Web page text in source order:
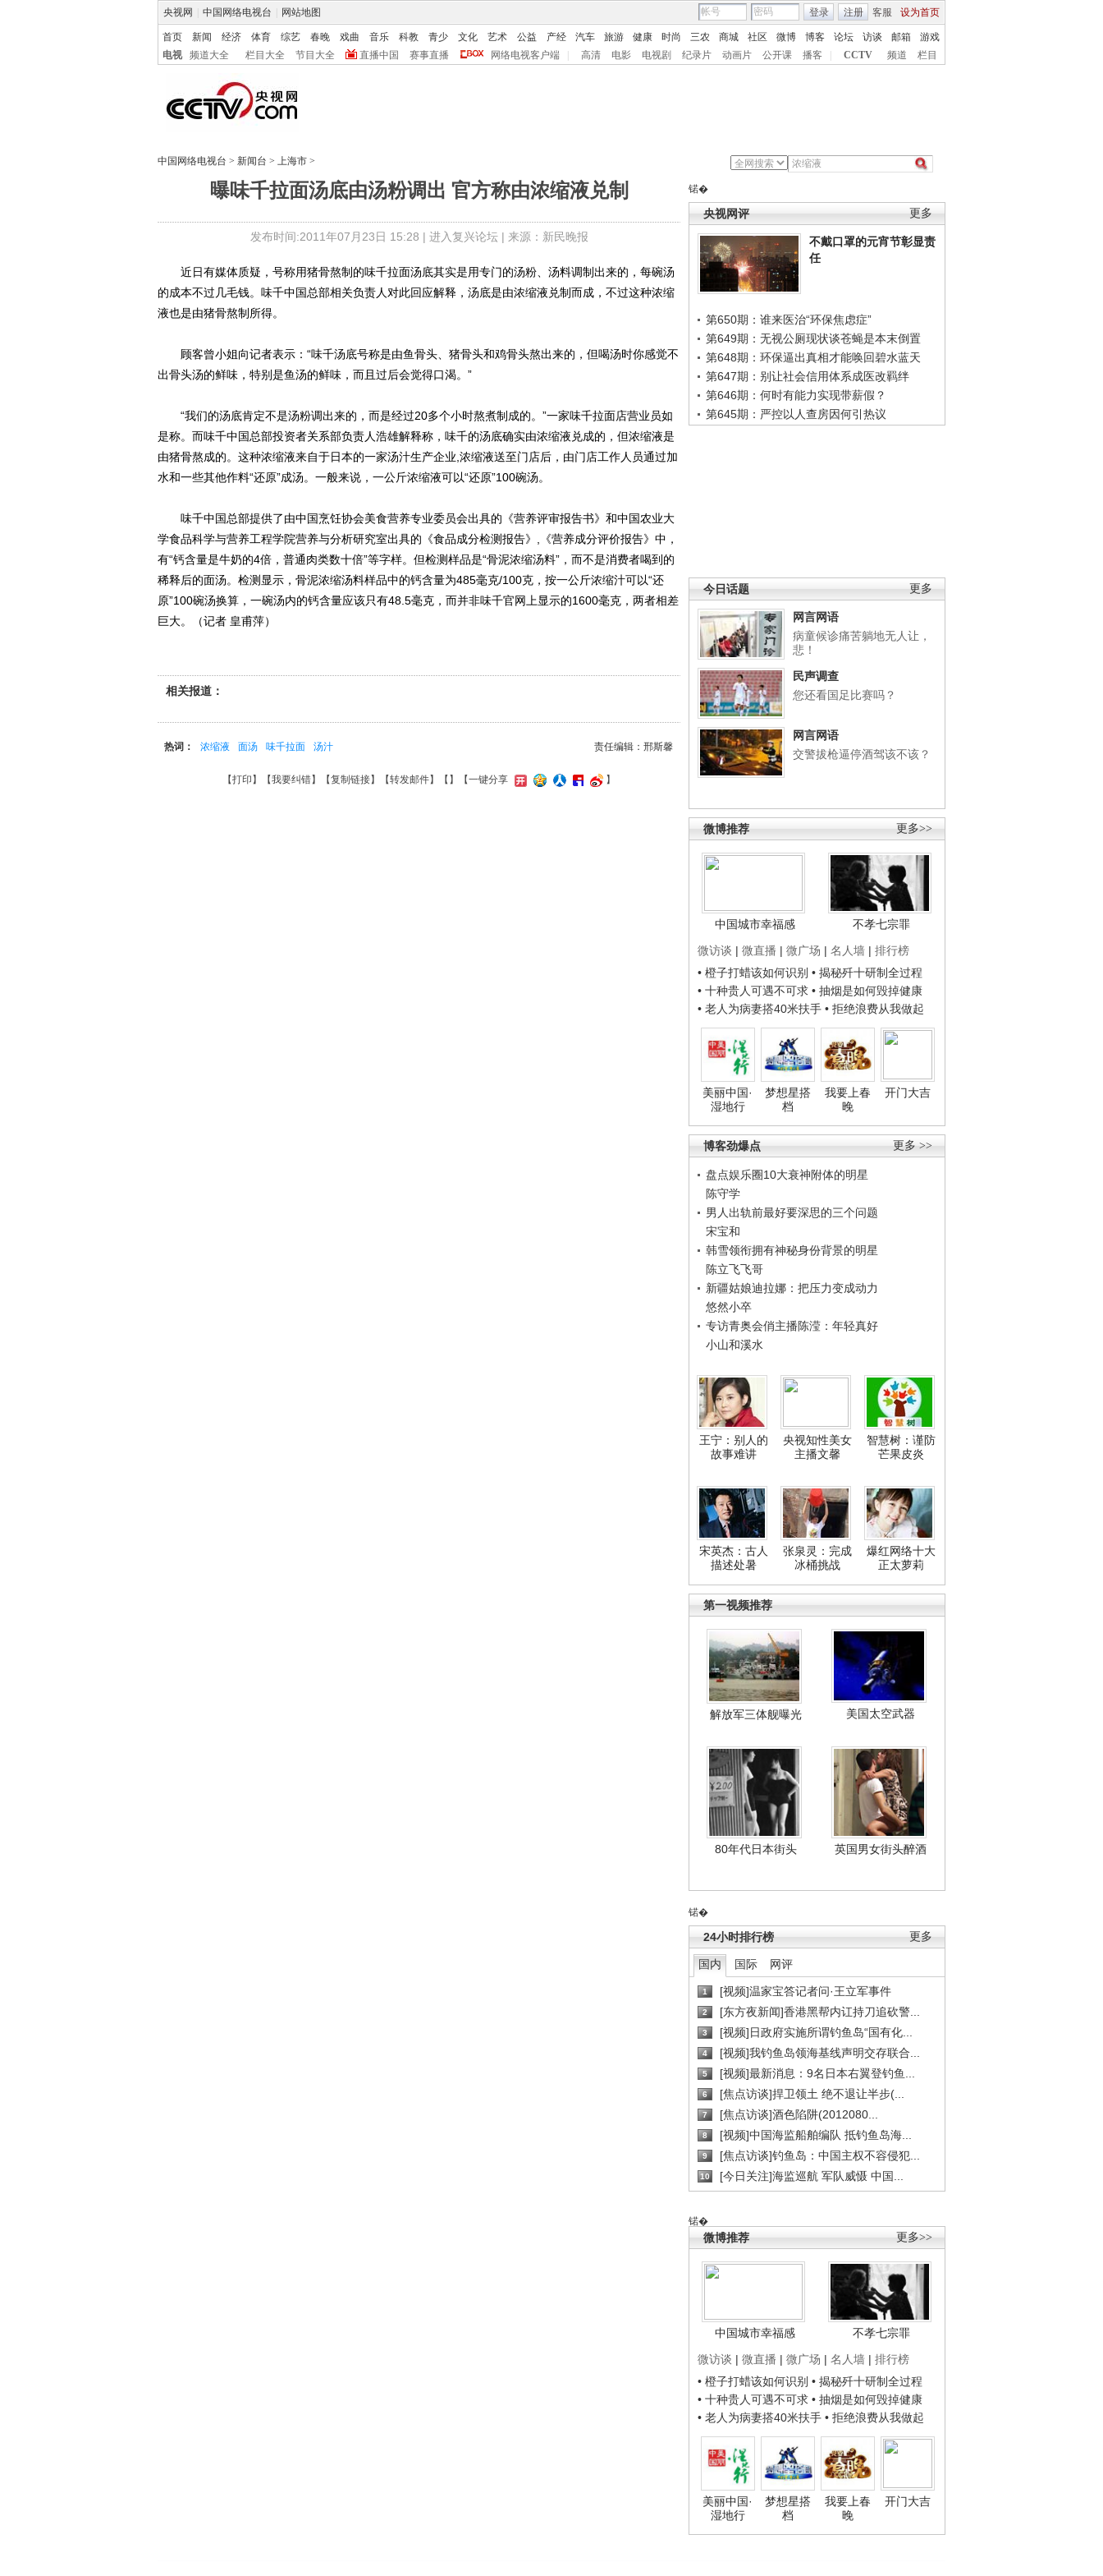
央视网 中国网络电视台 网站地图 客服 设为首页
登录 注册
首页 新闻 经济 体育 综艺 春晚 戏曲 音乐 科教 青少 文化 艺术 公益 产经 汽车 旅游 健康 时尚 三农 商城 社区 微博 博客 论坛 访谈 邮箱
游戏
电视
频道大全 栏目大全 节目大全 直播中国 赛事直播 网络电视客户端 高清 电影 电视剧 纪录片 动画片 公开课 播客 CCTV 频道 栏目
中国网络电视台 > 新闻台 > 上海市 >
曝味千拉面汤底由汤粉调出 官方称由浓缩液兑制
发布时间:2011年07月23日 15:28 | 进入复兴论坛| 来源：新民晚报
锘�
更多
央视网评
不戴口罩的元宵节彰显责
任
第650期：谁来医治“环保焦虑症”
第649期：无视公厕现状谈苍蝇是本末倒置
第648期：环保逼出真相才能唤回碧水蓝天
第647期：别让社会信用体系成医改羁绊
第646期：何时有能力实现带薪假？
第645期：严控以人查房因何引热议
更多
今日话题
网言网语
病童候诊痛苦躺地无人让，
悲！
民声调查
您还看国足比赛吗？
网言网语
交警拔枪逼停酒驾该不该？
更多>>
微博推荐
中国城市幸福感
不孝七宗罪
微访谈 | 微直播 | 微广场 | 名人墙 | 排行榜
• 橙子打蜡该如何识别 • 揭秘歼十研制全过程
• 十种贵人可遇不可求 • 抽烟是如何毁掉健康
• 老人为病妻搭40米扶手 • 拒绝浪费从我做起
美丽中国·
湿地行
梦想星搭
档
我要上春
晚
开门大吉
更多 >>
博客劲爆点
盘点娱乐圈10大衰神附体的明星
陈守学
男人出轨前最好要深思的三个问题
宋宝和
韩雪领衔拥有神秘身份背景的明星
陈立飞飞哥
新疆姑娘迪拉娜：把压力变成动力
悠然小卒
专访青奥会俏主播陈滢：年轻真好
小山和溪水
王宁：别人的
故事难讲
央视知性美女
主播文馨
智慧树：谨防
芒果皮炎
宋英杰：古人
描述处暑
张泉灵：完成
冰桶挑战
爆红网络十大
正太萝莉
第一视频推荐
解放军三体舰曝光 美国太空武器
80年代日本街头 英国男女街头醉酒
锘�
更多
24小时排行榜
国内 国际 网评
1 [视频]温家宝答记者问·王立军事件
2 [东方夜新闻]香港黑帮内讧持刀追砍警...
3 [视频]日政府实施所谓钓鱼岛“国有化...
4 [视频]我钓鱼岛领海基线声明交存联合...
5 [视频]最新消息：9名日本右翼登钓鱼...
6 [焦点访谈]捍卫领土 绝不退让半步(...
7 [焦点访谈]酒色陷阱(2012080...
8 [视频]中国海监船舶编队 抵钓鱼岛海...
9 [焦点访谈]钓鱼岛：中国主权不容侵犯...
10 [今日关注]海监巡航 军队威慑 中国...
锘�
更多>>
微博推荐
中国城市幸福感
不孝七宗罪
微访谈 | 微直播 | 微广场 | 名人墙 | 排行榜
• 橙子打蜡该如何识别 • 揭秘歼十研制全过程
• 十种贵人可遇不可求 • 抽烟是如何毁掉健康
• 老人为病妻搭40米扶手 • 拒绝浪费从我做起
美丽中国·
湿地行
梦想星搭
档
我要上春
晚
开门大吉
近日有媒体质疑，号称用猪骨熬制的味千拉面汤底其实是用专门的汤粉、汤料调制出来的，每碗汤
的成本不过几毛钱。味千中国总部相关负责人对此回应解释，汤底是由浓缩液兑制而成，不过这种浓缩
液也是由猪骨熬制所得。
顾客曾小姐向记者表示：“味千汤底号称是由鱼骨头、猪骨头和鸡骨头熬出来的，但喝汤时你感觉不
出骨头汤的鲜味，特别是鱼汤的鲜味，而且过后会觉得口渴。”
“我们的汤底肯定不是汤粉调出来的，而是经过20多个小时熬煮制成的。”一家味千拉面店营业员如
是称。而味千中国总部投资者关系部负责人浩雄解释称，味千的汤底确实由浓缩液兑成的，但浓缩液是
由猪骨熬成的。这种浓缩液来自于日本的一家汤汁生产企业,浓缩液送至门店后，由门店工作人员通过加
水和一些其他作料“还原”成汤。一般来说，一公斤浓缩液可以“还原”100碗汤。
味千中国总部提供了由中国烹饪协会美食营养专业委员会出具的《营养评审报告书》和中国农业大
学食品科学与营养工程学院营养与分析研究室出具的《食品成分检测报告》,《营养成分评价报告》中，
有“钙含量是牛奶的4倍，普通肉类数十倍”等字样。但检测样品是“骨泥浓缩汤料”，而不是消费者喝到的
稀释后的面汤。检测显示，骨泥浓缩汤料样品中的钙含量为485毫克/100克，按一公斤浓缩汁可以“还
原”100碗汤换算，一碗汤内的钙含量应该只有48.5毫克，而并非味千官网上显示的1600毫克，两者相差
巨大。（记者 皇甫萍）
相关报道：
责任编辑：邢斯馨
热词： 浓缩液 面汤 味千拉面 汤汁
【打印 】【我要纠错】【复制链接】【转发邮件】【 】 【一键分享 】